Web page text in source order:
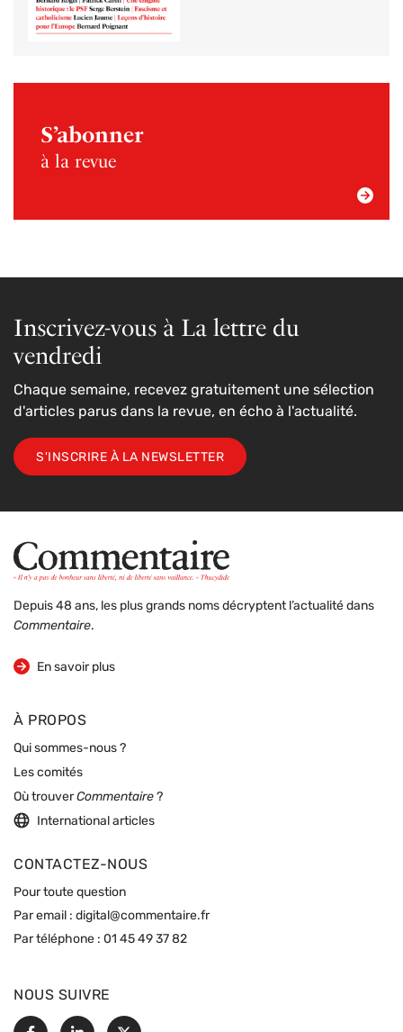
S’abonner
à la revue
Inscrivez-vous à La lettre du
vendredi
Chaque semaine, recevez gratuitement une sélection
d'articles parus dans la revue, en écho à l'actualité.
S'INSCRIRE À LA NEWSLETTER
Depuis 48 ans, les plus grands noms décryptent l’actualité dans
Commentaire.
En savoir plus
sur la revue
À PROPOS
Qui sommes-nous ?
Les comités
Où trouverCommentaire ?
International articles
CONTACTEZ-NOUS
Pour toute question
Par email : digital@commentaire.fr
Par téléphone : 01 45 49 37 82
NOUS SUIVRE